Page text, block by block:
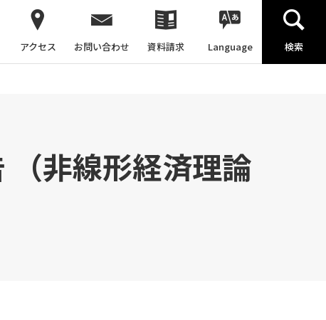
アクセス お問い合わせ 資料請求 Language 検索
非線形経済理論